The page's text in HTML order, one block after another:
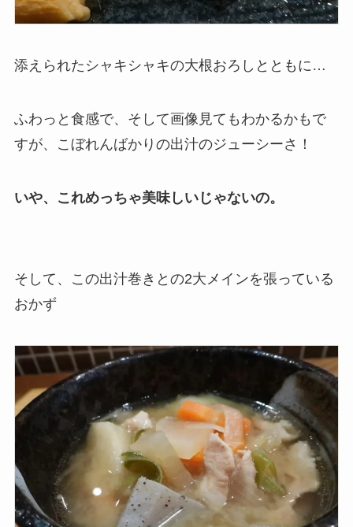
添えられたシャキシャキの大根おろしとともに…
ふわっと食感で、そして画像見てもわかるかもで
すが、こぼれんばかりの出汁のジューシーさ！
いや、これめっちゃ美味しいじゃないの。
そして、この出汁巻きとの2大メインを張っている
おかず